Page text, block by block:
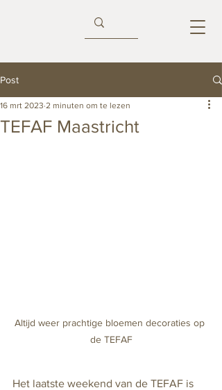
Post
TEFAF Maastricht
16 mrt 2023 2 minuten om te lezen
Altijd weer prachtige bloemen decoraties op
de TEFAF
Het laatste weekend van de TEFAF is